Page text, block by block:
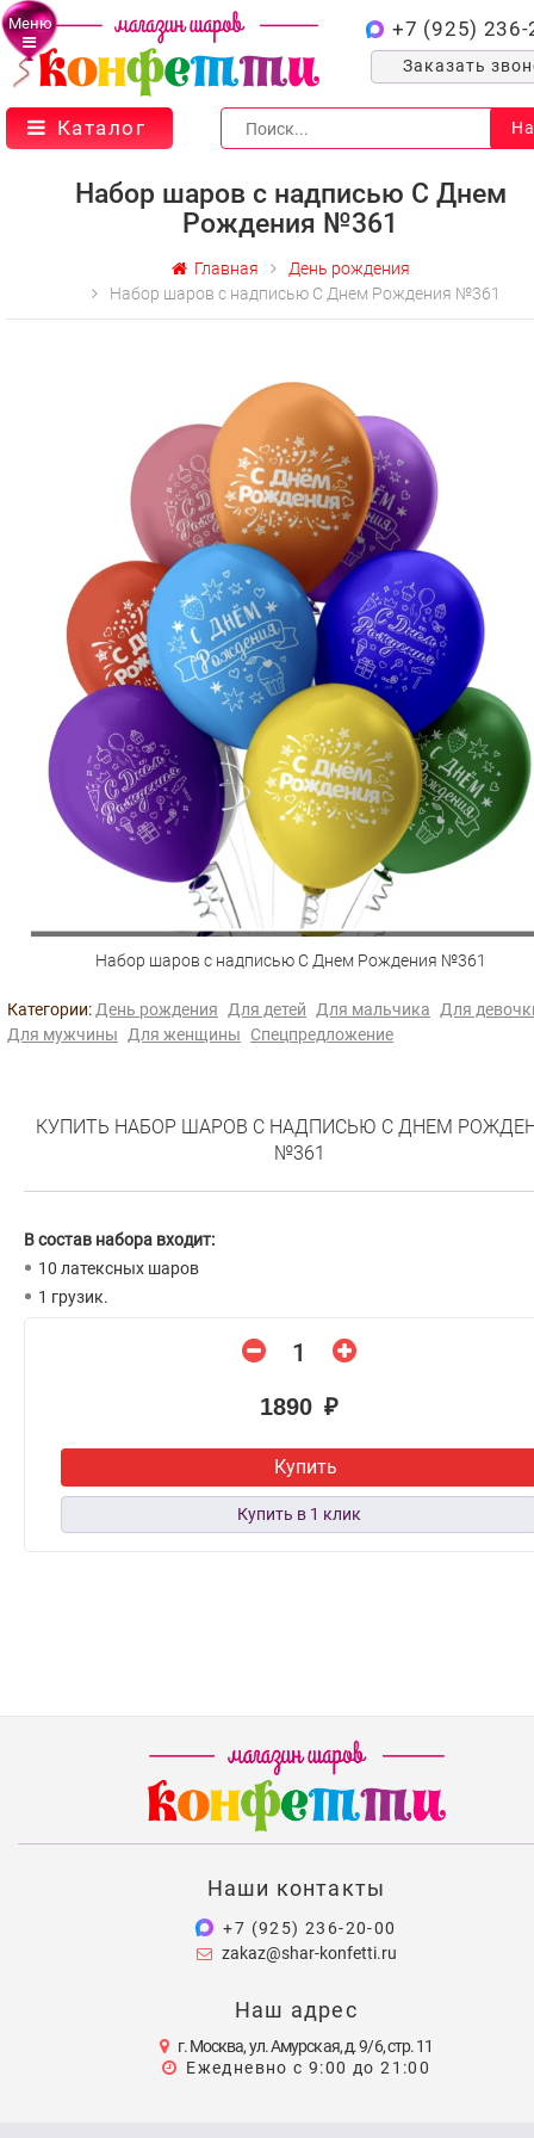
Меню +7 (925) 236-
Заказать
Каталог
Набор шаров с надписью С Днем
Рождения №361
Главная
День рождения
Набор шаров с надписью С Днем Рождения №361
Набор шаров с надписью С Днем Рождения №361
Категории: День рождения Для детей Для мальчика
Для
Для мужчины
Для женщины Спецпредложение
КУПИТЬ НАБОР ШАРОВ С НАДПИСЬЮ С ДНЕМ
№361
В состав набора входит:
10 латексных шаров
1 грузик.
1890 ₽
Купить
Наши контакты
+7 (925) 236-20-00
zakaz@shar-konfetti.ru
Наш адрес
г. Москва, ул. Амурская, д. 9/6, стр. 11
Ежедневно с 9:00 до 21:00